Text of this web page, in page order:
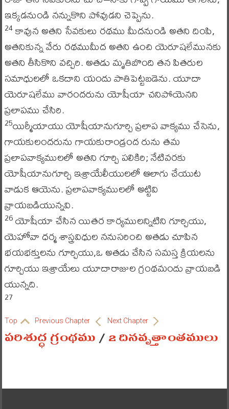
ఇక్కడనుండి నన్నుకొని పోవుడని చెప్పెను.
24కావున అతని సేవకులు రథము మీదనుండి అతని దింపి,
అతనికున్న వేరు రథముమీద అతని ఉంచి యెరూషలేమునకు
అతని తీసికొని వచ్చిరి. అతడు మృతిబొంది తన పితరుల
సమాధులలో ఒకదాని యందు పాతిపెట్టబడెను. యూదా
యెరూషలేము వారందరును యోషీయా చనిపోయెనని
ప్రలాపము చేసిరి.
25యిర్మీయాయు యోషీయానుగూర్చి ప్రలాప వాక్యము చేసెను,
గాయకులందరును గాయకురాండ్రంద రును తమ
ప్రలాపవాక్యములలో అతని గూర్చి పలికిరి; నేటివరకు
యోషీయానుగూర్చి ఇశ్రాయేలీయులలో ఆలాగు చేయుట
వాడుక ఆయెను. ప్రలాపవాక్యములలో అట్టివి
వ్రాయబడియున్నవి.
26యోషీయా చేసిన యితర కార్యములన్నిటిని గూర్చియు,
యెహోవా ధర్మ శాస్త్రవిధుల ననుసరించి అతడు చూపిన
భయభక్తులను గూర్చియు,ఒ అతడు చేసిన సమస్త క్రియలను
గూర్చియు ఇశ్రాయేలు యూదారాజుల గ్రంథమందు వ్రాయబడి
యున్నది.
27
Top Previous Chapter Next Chapter
పరిశుద్ధ గ్రంథము/2 దినవృత్తాంతములు